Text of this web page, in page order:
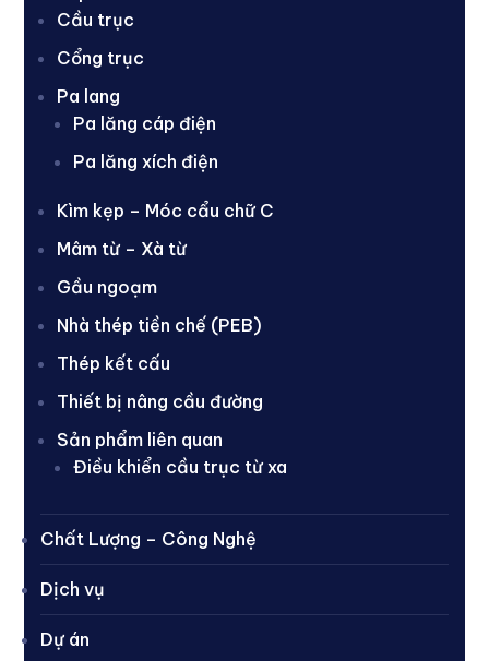
Cầu trục
Cổng trục
Pa lang
Pa lăng cáp điện
Pa lăng xích điện
Kìm kẹp – Móc cẩu chữ C
Mâm từ – Xà từ
Gầu ngoạm
Nhà thép tiền chế (PEB)
Thép kết cấu
Thiết bị nâng cầu đường
Sản phẩm liên quan
Điều khiển cầu trục từ xa
Chất Lượng – Công Nghệ
Dịch vụ
Dự án